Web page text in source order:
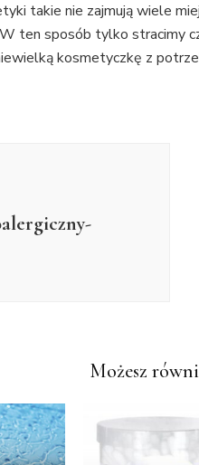
takie nie zajmują wiele
ten sposób tylko stracimy
kosmetyczkę z
Możesz